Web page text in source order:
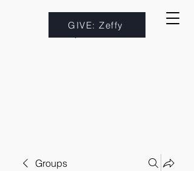
GIVE: Zeffy
Groups